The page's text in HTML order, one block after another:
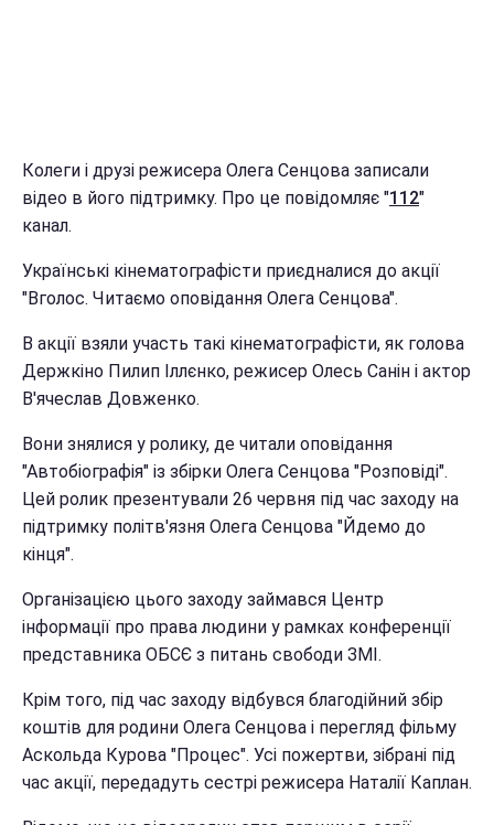
Колеги і друзі режисера Олега Сенцова записали
відео в його підтримку. Про це повідомляє "112"
канал.
Українські кінематографісти приєдналися до акції
"Вголос. Читаємо оповідання Олега Сенцова".
В акції взяли участь такі кінематографісти, як голова
Держкіно Пилип Іллєнко, режисер Олесь Санін і актор
В'ячеслав Довженко.
Вони знялися у ролику, де читали оповідання
"Автобіографія" із збірки Олега Сенцова "Розповіді".
Цей ролик презентували 26 червня під час заходу на
підтримку політв'язня Олега Сенцова "Йдемо до
кінця".
Організацією цього заходу займався Центр
інформації про права людини у рамках конференції
представника ОБСЄ з питань свободи ЗМІ.
Крім того, під час заходу відбувся благодійний збір
коштів для родини Олега Сенцова і перегляд фільму
Аскольда Курова "Процес". Усі пожертви, зібрані під
час акції, передадуть сестрі режисера Наталії Каплан.